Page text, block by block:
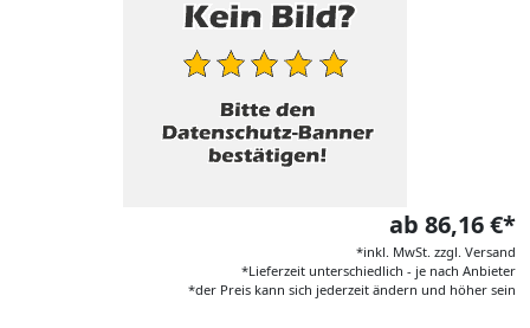
ab 86,16 €*
*inkl. MwSt. zzgl. Versand
*Lieferzeit unterschiedlich - je nach Anbieter
*der Preis kann sich jederzeit ändern und höher sein